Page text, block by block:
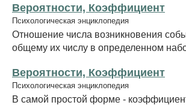
Вероятности, Коэффициент
Психологическая энциклопедия
Отношение числа возникновения
общему их числу в определенном
Вероятности, Коэффициент
Психологическая энциклопедия
В самой простой форме -